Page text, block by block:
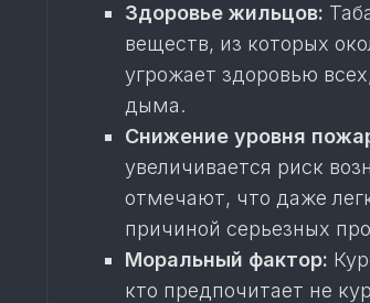
Здоровье жильцов:
веществ, из которых
угрожает здоровью
дыма.
Снижение уровня
увеличивается риск
отмечают, что даже
причиной серьезных
Моральный фактор:
кто предпочитает не